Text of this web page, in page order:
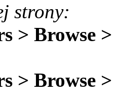
strony:
> Browse
> Browse